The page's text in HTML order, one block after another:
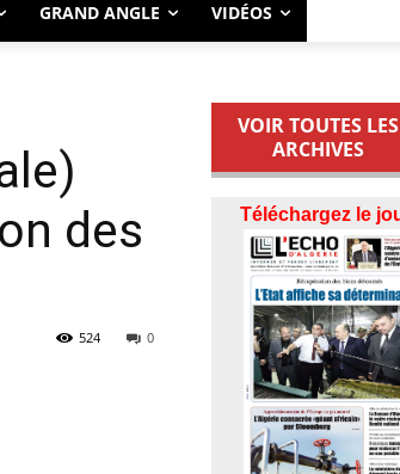
GRAND ANGLE VIDÉOS
des
0
524
VOIR TOUTES LES
ARCHIVES